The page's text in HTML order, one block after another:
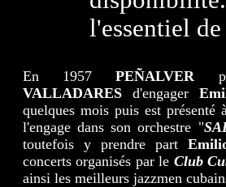
l'essentiel de
En 1957PEÑALVER
VALLADARESd'engager
quelques mois puis est présenté
l'engage dans son orchestre "
toutefois y prendre part
concerts organisés par le Club
ainsi les meilleurs jazzmen